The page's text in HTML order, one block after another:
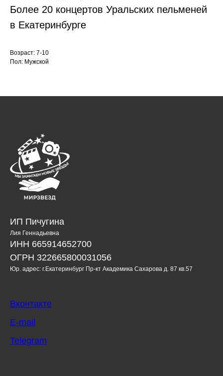
Более 20 концертов Уральских пельменей
в Екатеринбурге
Возраст: 7-10
Пол: Мужской
ИП Пичугина
Лия Геннадьевна
ИНН 665914652700
ОГРН 322665800031056
Юр. адрес: г.Екатеринбург Пр-кт Академика Сахарова д. 87 кв.57
Вконтакте
E-mail
Telegram